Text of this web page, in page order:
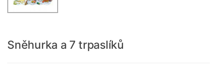
Sněhurka a 7 trpaslíků